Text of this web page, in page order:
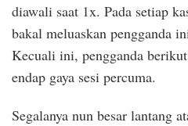
diawali saat 1x. Pada setiap
bakal meluaskan pengganda
Kecuali ini, pengganda
endap gaya sesi percuma.
Segalanya nun besar lantang